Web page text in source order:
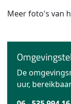
Meer foto's van
De
uur,